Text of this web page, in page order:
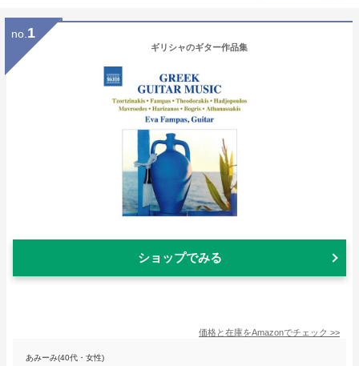
no. 1
ギリシャのギター作品集
ショップでみる
価格と在庫をAmazonでチェック >>
あみーみ(40代・女性)